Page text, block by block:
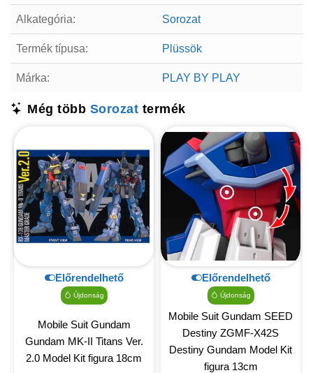
Alkategória: Sorozat
Termék típusa: Plüssök
Márka: PLAY BY PLAY
Még több Sorozat termék
Előrendelhető
Újdonság
Mobile Suit Gundam
Gundam MK-II Titans Ver.
2.0 Model Kit figura 18cm
Előrendelhető
Újdonság
Mobile Suit Gundam SEED
Destiny ZGMF-X42S
Destiny Gundam Model Kit
figura 13cm